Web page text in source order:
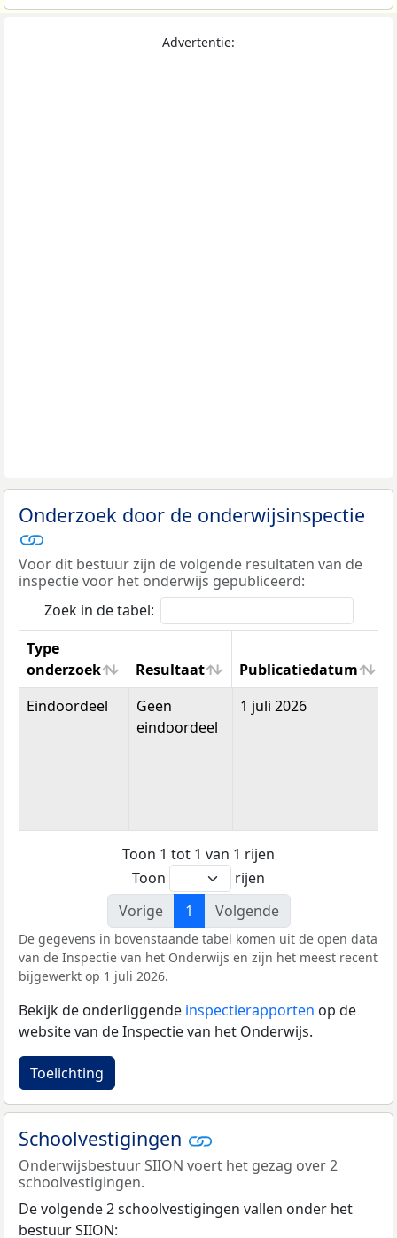
Advertentie:
Onderzoek door de onderwijsinspectie
Voor dit bestuur zijn de volgende resultaten van de
inspectie voor het onderwijs gepubliceerd:
Zoek in de tabel:
Type
onderzoek
Resultaat Publicatiedatum
Type
Resultaat Publicatiedatum
Eindoordeel
Geen
eindoordeel
1 juli 2026
Toon 1 tot 1 van 1 rijen
Toon
rijen
Vorige
1 Volgende
De gegevens in bovenstaande tabel komen uit de open data
van de Inspectie van het Onderwijs en zijn het meest recent
bijgewerkt op 1 juli 2026.
Bekijk de onderliggende inspectierapporten op de
website van de Inspectie van het Onderwijs.
Toelichting
Schoolvestigingen
Onderwijsbestuur SIION voert het gezag over 2
schoolvestigingen.
De volgende 2 schoolvestigingen vallen onder het
bestuur SIION: